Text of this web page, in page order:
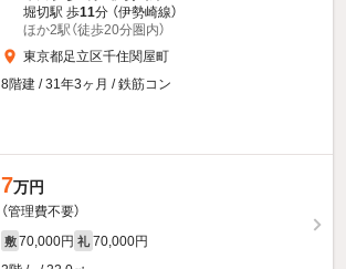
堀切駅 歩11分 （伊勢崎線）
ほか2駅（徒歩20分圏内）
東京都足立区千住関屋町
8階建 / 31年3ヶ月 / 鉄筋コン
7万円
（管理費不要）
敷 70,000円 礼 70,000円